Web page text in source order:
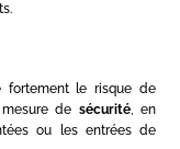
fortement le risque de
de sécurité, en
ou les entrées de